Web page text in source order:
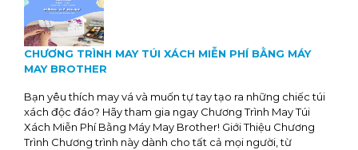
CHƯƠNG TRÌNH MAY TÚI XÁCH MIỄN PHÍ BẰNG MÁY
MAY BROTHER
Bạn yêu thích may vá và muốn tự tay tạo ra những chiếc túi
xách độc đáo? Hãy tham gia ngay Chương Trình May Túi
Xách Miễn Phí Bằng Máy May Brother! Giới Thiệu Chương
Trình Chương trình này dành cho tất cả mọi người, từ